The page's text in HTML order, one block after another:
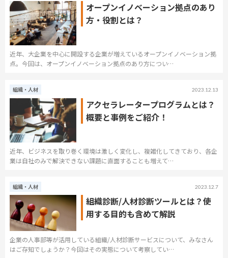
オープンイノベーション拠点のあり
方・役割とは？
近年、大企業を中心に開設する企業が増えているオープンイノベーション拠
点。今回は、オープンイノベーション拠点のあり方につい…
組織・人材 2023.12.13
アクセラレータープログラムとは？
概要と事例をご紹介！
近年、ビジネスを取り巻く環境は激しく変化し、複雑化してきており、各企
業は自社のみで解決できない課題に直面することも増えて…
組織・人材 2023.12.7
組織診断/人材診断ツールとは？使
用する目的も含めて解説
企業の人事部等が活用している組織/人材診断サービスについて、みなさん
はご存知でしょうか？今回はその実態について考察してい…